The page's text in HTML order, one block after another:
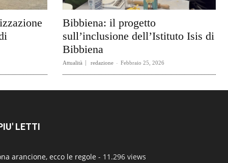
Bibbiena: il progetto
sull’inclusione dell’Istituto Isis di
Bibbiena
Attualità redazione - Febbraio 25, 2026
LETTI
arancione, ecco le regole - 11.296 views